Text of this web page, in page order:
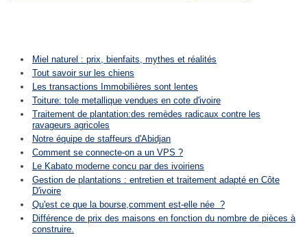
Miel naturel : prix, bienfaits, mythes et réalités
Tout savoir sur les chiens
Les transactions Immobilières sont lentes
Toiture: tole metallique vendues en cote d'ivoire
Traitement de plantation:des remèdes radicaux contre les
ravageurs agricoles
Notre équipe de staffeurs d'Abidjan
Comment se connecte-on a un VPS ?
Le Kabato moderne concu par des ivoiriens
Gestion de plantations : entretien et traitement adapté en Côte
D'ivoire
Qu'est ce que la bourse,comment est-elle née ?
Différence de prix des maisons en fonction du nombre de pièces à
construire.